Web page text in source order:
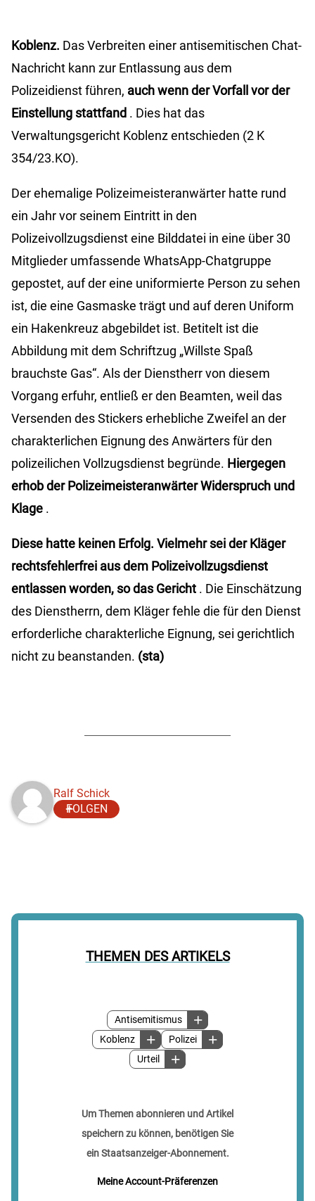
THEMEN DES ARTIKELS
Antisemitismus
Koblenz
Polizei
Urteil
Um Themen abonnieren und Artikel
speichern zu können, benötigen Sie
ein Staatsanzeiger-Abonnement.
Meine Account-Präferenzen
Koblenz. Das Verbreiten einer antisemitischen Chat-
Nachricht kann zur Entlassung aus dem
Polizeidienst führen, auch wenn der Vorfall vor der
Einstellung stattfand . Dies hat das
Verwaltungsgericht Koblenz entschieden (2 K
354/23.KO).
Der ehemalige Polizeimeisteranwärter hatte rund
ein Jahr vor seinem Eintritt in den
Polizeivollzugsdienst eine Bilddatei in eine über 30
Mitglieder umfassende WhatsApp-Chatgruppe
gepostet, auf der eine uniformierte Person zu sehen
ist, die eine Gasmaske trägt und auf deren Uniform
ein Hakenkreuz abgebildet ist. Betitelt ist die
Abbildung mit dem Schriftzug „Willste Spaß
brauchste Gas“. Als der Dienstherr von diesem
Vorgang erfuhr, entließ er den Beamten, weil das
Versenden des Stickers erhebliche Zweifel an der
charakterlichen Eignung des Anwärters für den
polizeilichen Vollzugsdienst begründe. Hiergegen
erhob der Polizeimeisteranwärter Widerspruch und
Klage .
Diese hatte keinen Erfolg. Vielmehr sei der Kläger
rechtsfehlerfrei aus dem Polizeivollzugsdienst
entlassen worden, so das Gericht . Die Einschätzung
des Dienstherrn, dem Kläger fehle die für den Dienst
erforderliche charakterliche Eignung, sei gerichtlich
nicht zu beanstanden. (sta)
Ralf Schick
FOLGEN